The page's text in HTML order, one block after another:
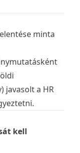
minta
javasolt a HR
kell